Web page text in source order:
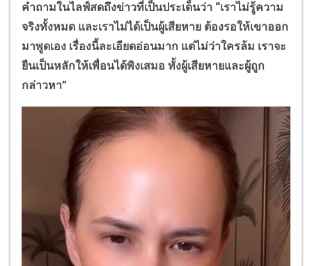
คำถามในไลฟ์สดถึงข่าวที่เป็นประเด็นว่า “เราไม่รู้ความ
จริงทั้งหมด และเราไม่ได้เป็นผู้เสียหาย ต้องรอให้เขาออก
มาพูดเอง เรื่องนี้ละเอียดอ่อนมาก แต่ไม่ว่าใครล้ม เราจะ
ยืนเป็นหลักให้เพื่อนได้พิงเสมอ ทั้งผู้เสียหายและผู้ถูก
กล่าวหา”